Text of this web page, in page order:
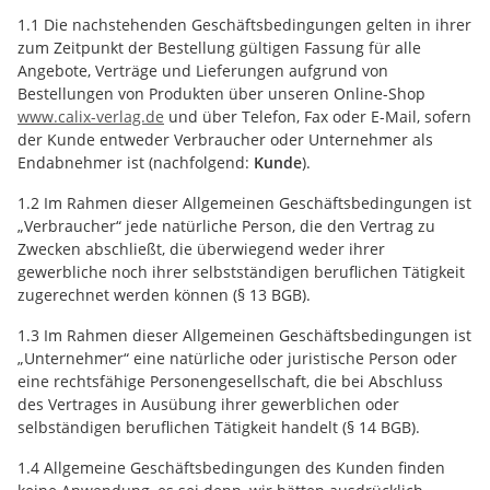
1.1 Die nachstehenden Geschäftsbedingungen gelten in ihrer
zum Zeitpunkt der Bestellung gültigen Fassung für alle
Angebote, Verträge und Lieferungen aufgrund von
Bestellungen von Produkten über unseren Online-Shop
www.calix-verlag.de und über Telefon, Fax oder E-Mail, sofern
der Kunde entweder Verbraucher oder Unternehmer als
Endabnehmer ist (nachfolgend: Kunde).
1.2 Im Rahmen dieser Allgemeinen Geschäftsbedingungen ist
„Verbraucher“ jede natürliche Person, die den Vertrag zu
Zwecken abschließt, die überwiegend weder ihrer
gewerbliche noch ihrer selbstständigen beruflichen Tätigkeit
zugerechnet werden können (§ 13 BGB).
1.3 Im Rahmen dieser Allgemeinen Geschäftsbedingungen ist
„Unternehmer“ eine natürliche oder juristische Person oder
eine rechtsfähige Personengesellschaft, die bei Abschluss
des Vertrages in Ausübung ihrer gewerblichen oder
selbständigen beruflichen Tätigkeit handelt (§ 14 BGB).
1.4 Allgemeine Geschäftsbedingungen des Kunden finden